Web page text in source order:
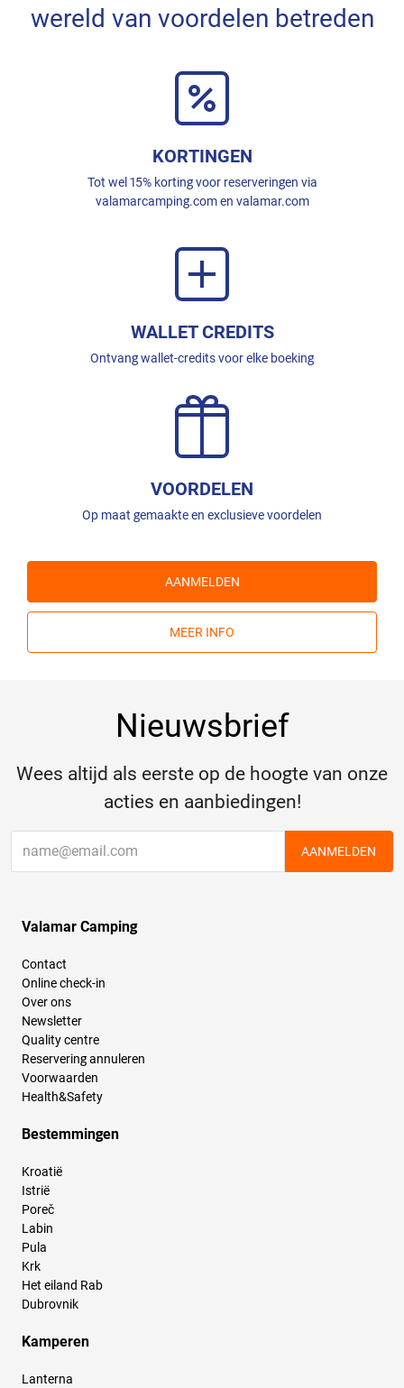
wereld van voordelen betreden
KORTINGEN
Tot wel 15% korting voor reserveringen via
valamarcamping.com en valamar.com
WALLET CREDITS
Ontvang wallet-credits voor elke boeking
VOORDELEN
Op maat gemaakte en exclusieve voordelen
AANMELDEN
MEER INFO
Nieuwsbrief
Wees altijd als eerste op de hoogte van onze
acties en aanbiedingen!
AANMELDEN
Valamar Camping
Contact
Online check-in
Over ons
Newsletter
Quality centre
Reservering annuleren
Voorwaarden
Health&Safety
Bestemmingen
Kroatië
Istrië
Poreč
Labin
Pula
Krk
Het eiland Rab
Dubrovnik
Kamperen
Lanterna